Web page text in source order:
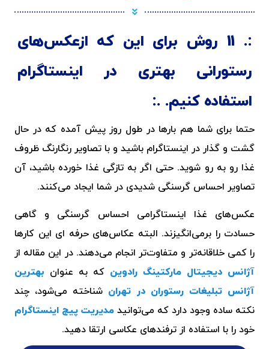
11 روش برای این که ازعکس‌های
رستورانی بهتری در اینستاگرام
استفاده کنیم.
حتما برای شما هم بارها در طول روز پیش آمده که در حال
گشت و گذار در اینستاگرام باشید و با تصاویر رنگارنگ ظروف
غذا رو به رو شوید. حتی اگر به تازگی غذا خورده باشید، آن
تصاویر احساس گرسنگی شدیدی در شما ایجاد می‌کنند.
عکس‌های غذا اینستاگرامی احساس گرسنگی و گاهی
حسادت را برمی‌انگیزند. البته عکاس‌های حرفه ای‌ این کارها
را کمی خلاقانه‌تر و متفاوت‌تر انجام می‌دهند. در این مقاله از
آژانس دیجیتال مارکتینگ رادوین که به عنوان بهترین
آژانس تبلیغات رستوران در تهران شناخته می‌شود، چند
نکته ساده وجود دارد که می‌توانید مدیریت پیج اینستاگرام
خود را با استفاده از ترفندهای عکاسی ارتقا دهید.